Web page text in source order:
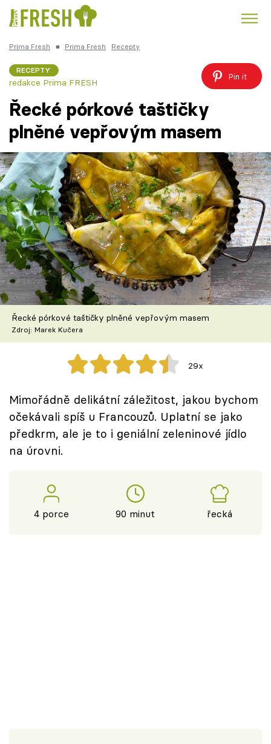
Česká kuchyně Čokoláda
Témata
Recepty
Články
TV Program
Škola vaření
Recepty z TV
Speciál: Cuketa
Těhotnej kuchař
Sledujte prima+
Přihlášení
Sledujte nás
Prima Fresh ■ Prima Fresh Recepty
RECEPTY
redakce Prima FRESH
Pin it
Řecké pórkové taštičky
plněné vepřovým masem
Řecké pórkové taštičky plněné vepřovým masem
Zdroj: Marek Kučera
29x
Mimořádně delikátní záležitost, jakou bychom
očekávali spíš u Francouzů. Uplatní se jako
předkrm, ale je to i geniální zeleninové jídlo
na úrovni.
4 porce 90 minut řecká